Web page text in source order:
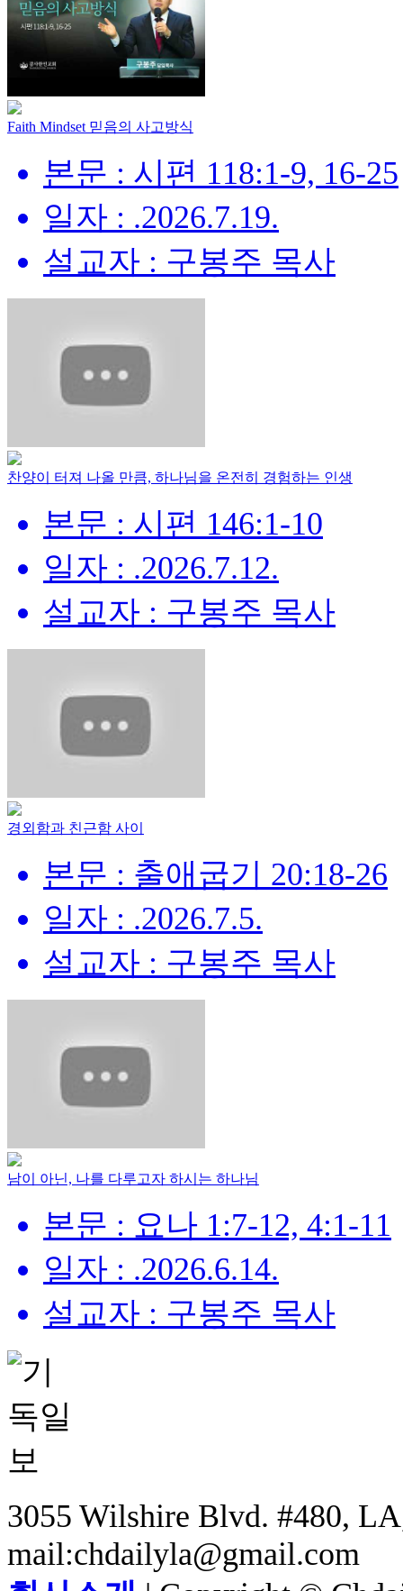
Faith Mindset 믿음의 사고방식
본문 : 시편 118:1-9, 16-25
일자 : .2026.7.19.
설교자 : 구봉주 목사
찬양이 터져 나올 만큼, 하나님을 온전히 경험하는 인생
본문 : 시편 146:1-10
일자 : .2026.7.12.
설교자 : 구봉주 목사
경외함과 친근함 사이
본문 : 출애굽기 20:18-26
일자 : .2026.7.5.
설교자 : 구봉주 목사
남이 아닌, 나를 다루고자 하시는 하나님
본문 : 요나 1:7-12, 4:1-11
일자 : .2026.6.14.
설교자 : 구봉주 목사
3055 Wilshire Blvd. #480,
mail:chdailyla@gmail.com